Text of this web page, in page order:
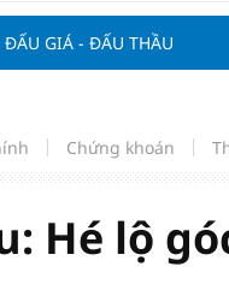
hôm nay 8/8: Vàng thế
phiếu IPO có được phân
nay, xem tử vi 12 con
thuận lợi
nửa đầu năm 2026: Áp
và hạ tầng đang mở ra
ĐẤU GIÁ - ĐẤU THẦU
Chứng khoán
Hé lộ